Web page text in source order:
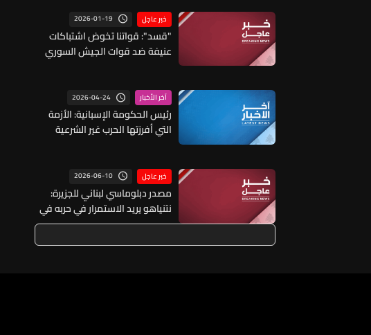
خبر عاجل 2026-01-19
"قسد": قواتنا تخوض اشتباكات
عنيفة ضد قوات الجيش السوري
الجوار وأوروبا للانخراط في صفوف
المقاومة
آخر الأخبار 2026-04-24
رئيس الحكومة الإسبانية: الأزمة
التي أفرزتها الحرب غير الشرعية
خبر عاجل 2026-06-10
مصدر دبلوماسي لبناني للجزيرة:
نتنياهو يريد الاستمرار في حربه في
لبنان حتى موعد الانتخابات